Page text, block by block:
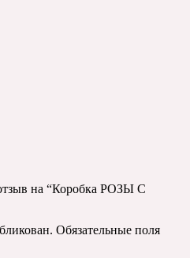
на “Коробка РОЗЫ С
Обязательные поля